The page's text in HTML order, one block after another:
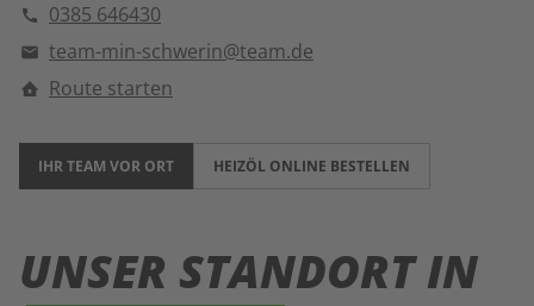
0385 646430
team-min-schwerin@team.de
Route starten
IHR TEAM VOR ORT HEIZÖL ONLINE BESTELLEN
UNSER STANDORT IN